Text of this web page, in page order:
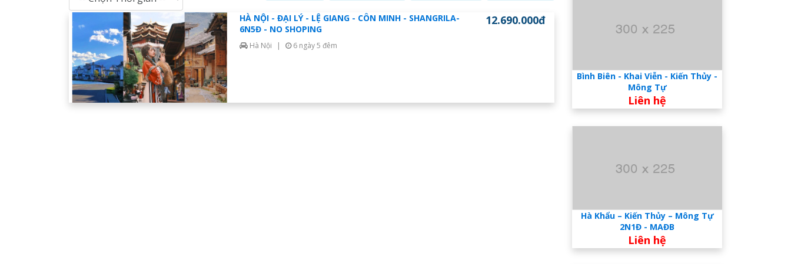
HÀ NỘI - ĐẠI LÝ - LỆ GIANG - CÔN MINH - SHANGRILA-
6N5Đ - NO SHOPING
Hà Nội | 6 ngày 5 đêm
12.690.000đ
Bình Biên - Khai Viễn - Kiến Thủy -
Mông Tự
Liên hệ
Hà Khẩu – Kiến Thủy – Mông Tự
2N1Đ - MAĐB
Liên hệ